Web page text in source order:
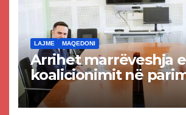
LAJME MAQEDONI
Arrihet marrëveshja e
koalicionimit në
Kurtit dhe Abdixhikut